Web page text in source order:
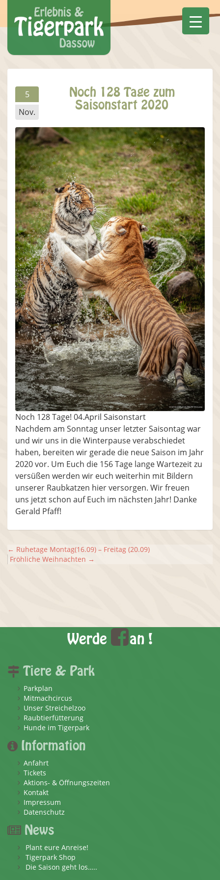
5
Nov.
Noch 128 Tage zum
Saisonstart 2020
Noch 128 Tage! 04.April Saisonstart
Nachdem am Sonntag unser letzter Saisontag war
und wir uns in die Winterpause verabschiedet
haben, bereiten wir gerade die neue Saison im Jahr
2020 vor. Um Euch die 156 Tage lange Wartezeit zu
versüßen werden wir euch weiterhin mit Bildern
unserer Raubkatzen hier versorgen. Wir freuen
uns jetzt schon auf Euch im nächsten Jahr! Danke
Gerald Pfaff!
← Ruhetage Montag(16.09) – Freitag (20.09)
Fröhliche Weihnachten →
Werde an !
Tiere & Park
Parkplan
Mitmachcircus
Unser Streichelzoo
Raubtierfütterung
Hunde im Tigerpark
Information
Anfahrt
Tickets
Aktions- & Öffnungszeiten
Kontakt
Impressum
Datenschutz
News
Plant eure Anreise!
Tigerpark Shop
Die Saison geht los…..